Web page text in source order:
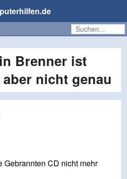
Brenner ist
nicht genau
Gebrannten CD nicht mehr